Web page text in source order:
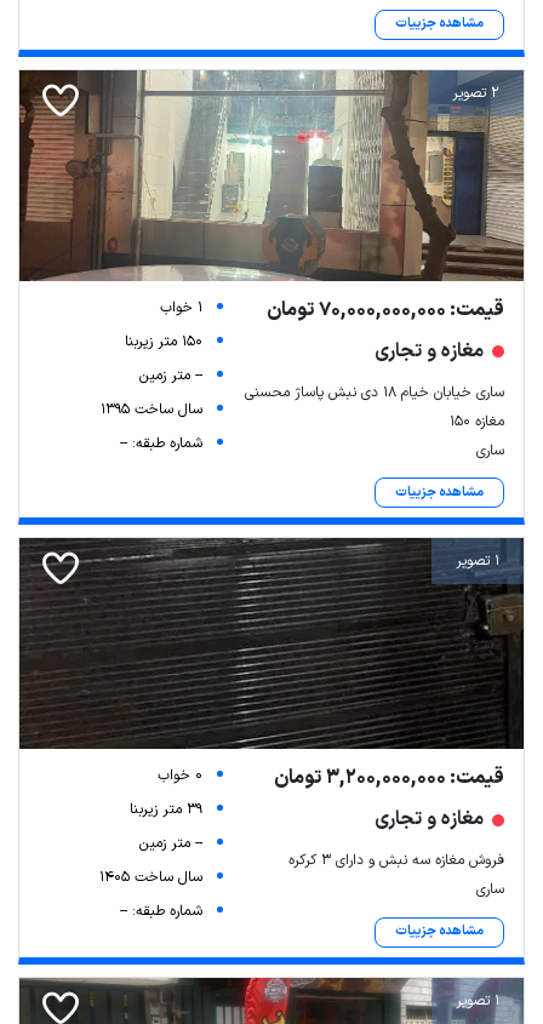
مشاهده جزییات
2 تصویر
قیمت: 70,000,000,000 تومان
مغازه و تجاری
ساری خیابان خیام ۱۸ دی نبش پاساژ محسنی
مغازه ۱۵۰
ساری
مشاهده جزییات
1 خواب
150 متر زیربنا
-- متر زمین
سال ساخت 1395
شماره طبقه: --
1 تصویر
قیمت: 3,200,000,000 تومان
مغازه و تجاری
فروش مغازه سه نبش و دارای ۳ کرکره
ساری
مشاهده جزییات
0 خواب
39 متر زیربنا
-- متر زمین
سال ساخت 1405
شماره طبقه: --
1 تصویر